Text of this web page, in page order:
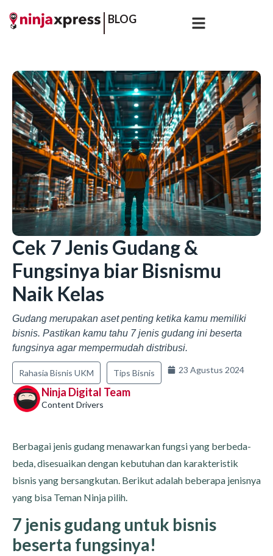
BLOG
Cek 7 Jenis Gudang &
Fungsinya biar Bisnismu
Naik Kelas
Gudang merupakan aset penting ketika kamu memiliki
bisnis. Pastikan kamu tahu 7 jenis gudang ini beserta
fungsinya agar mempermudah distribusi.
Rahasia Bisnis UKM Tips Bisnis 23 Agustus 2024
Ninja Digital Team
Content Drivers
Berbagai jenis gudang menawarkan fungsi yang berbeda-
beda, disesuaikan dengan kebutuhan dan karakteristik
bisnis yang bersangkutan. Berikut adalah beberapa jenisnya
yang bisa Teman Ninja pilih.
7 jenis gudang untuk bisnis
beserta fungsinya!